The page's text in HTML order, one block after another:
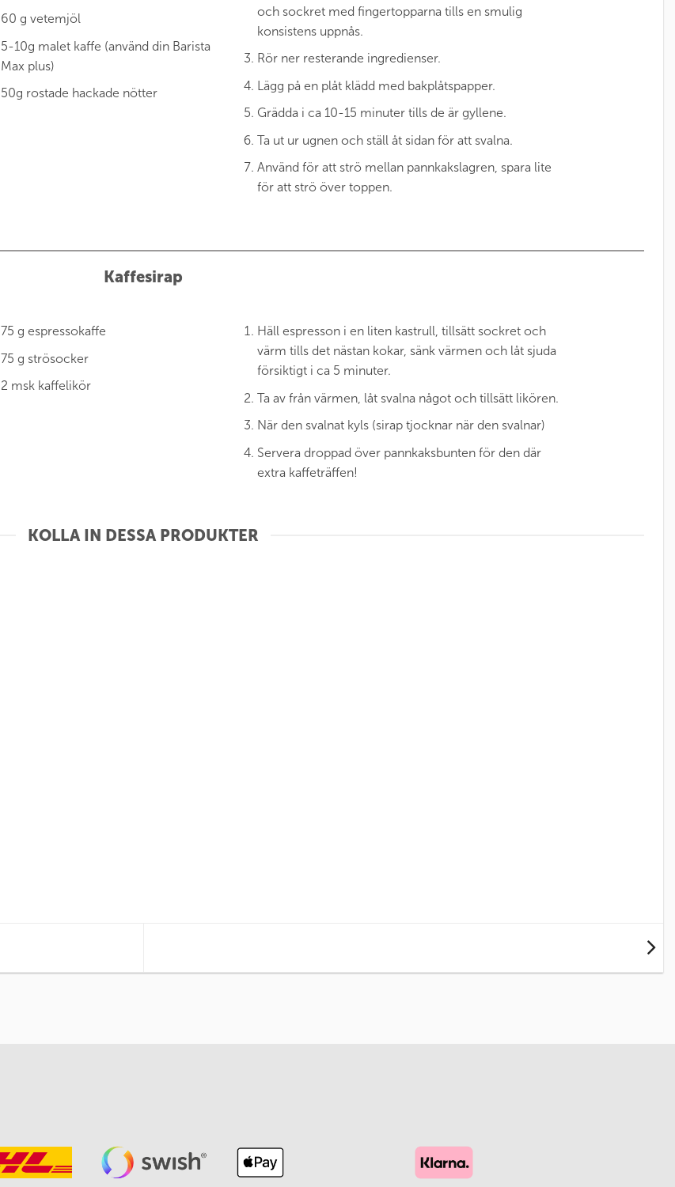
60 g vetemjöl
5-10g malet kaffe (använd din Barista
Max plus)
50g rostade hackade nötter
och sockret med fingertopparna tills en smulig
konsistens uppnås.
Rör ner resterande ingredienser.
Lägg på en plåt klädd med bakplåtspapper.
Grädda i ca 10-15 minuter tills de är gyllene.
Ta ut ur ugnen och ställ åt sidan för att svalna.
Använd för att strö mellan pannkakslagren, spara lite
för att strö över toppen.
Kaffesirap
75 g espressokaffe
75 g strösocker
2 msk kaffelikör
Häll espresson i en liten kastrull, tillsätt sockret och
värm tills det nästan kokar, sänk värmen och låt sjuda
försiktigt i ca 5 minuter.
Ta av från värmen, låt svalna något och tillsätt likören.
När den svalnat kyls (sirap tjocknar när den svalnar)
Servera droppad över pannkaksbunten för den där
extra kaffeträffen!
KOLLA IN DESSA PRODUKTER